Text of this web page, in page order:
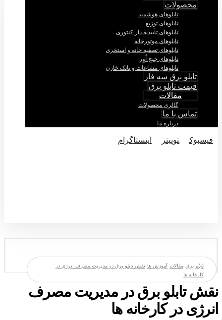
محصولات
تابلوهای هوشمند
تابلوهای توزیع
تابلوهای تأییدیه دار کنتوری
تابلوهای موتورخانه
تابلوهای تصفیه خانه و استخری
تابلوهای چنج اُوِر
تابلوهای مشاعات و بانک خازن
تابلو برق سه فاز
قیمت تابلو برق
مقالات
گالری محصولات
تماس با ما
درباره ما
فيسبوک توییتر اینستاگرام
مقالات آموزش ها نقش تابلو برق در مدیریت مصرف انرژی در
کارخانه ها
نقش تابلو برق در مدیریت مصرف
انرژی در کارخانه ها